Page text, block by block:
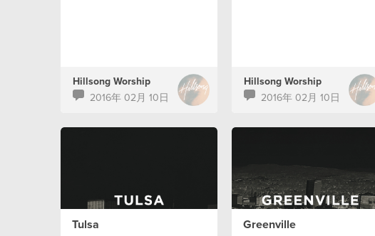
Hillsong Worship
2016年 02月 10日
Hillsong Worship
2016年 02月 10日
Tulsa Greenville